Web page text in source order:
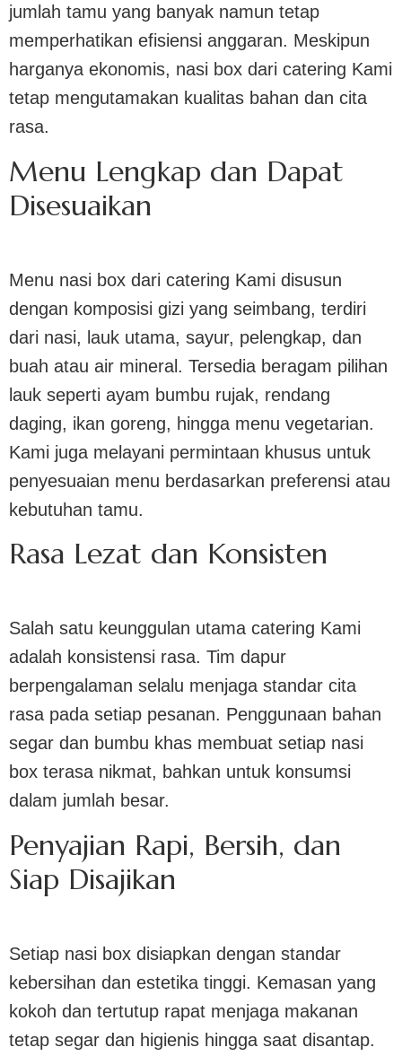
jumlah tamu yang banyak namun tetap
memperhatikan efisiensi anggaran. Meskipun
harganya ekonomis, nasi box dari catering Kami
tetap mengutamakan kualitas bahan dan cita
rasa.
Menu Lengkap dan Dapat
Disesuaikan
Menu nasi box dari catering Kami disusun
dengan komposisi gizi yang seimbang, terdiri
dari nasi, lauk utama, sayur, pelengkap, dan
buah atau air mineral. Tersedia beragam pilihan
lauk seperti ayam bumbu rujak, rendang
daging, ikan goreng, hingga menu vegetarian.
Kami juga melayani permintaan khusus untuk
penyesuaian menu berdasarkan preferensi atau
kebutuhan tamu.
Rasa Lezat dan Konsisten
Salah satu keunggulan utama catering Kami
adalah konsistensi rasa. Tim dapur
berpengalaman selalu menjaga standar cita
rasa pada setiap pesanan. Penggunaan bahan
segar dan bumbu khas membuat setiap nasi
box terasa nikmat, bahkan untuk konsumsi
dalam jumlah besar.
Penyajian Rapi, Bersih, dan
Siap Disajikan
Setiap nasi box disiapkan dengan standar
kebersihan dan estetika tinggi. Kemasan yang
kokoh dan tertutup rapat menjaga makanan
tetap segar dan higienis hingga saat disantap.